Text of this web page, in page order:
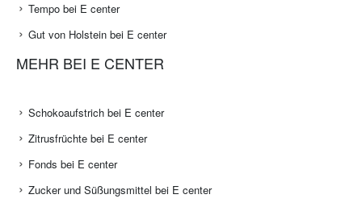
Tempo bei E center
Gut von Holstein bei E center
MEHR BEI E CENTER
Schokoaufstrich bei E center
Zitrusfrüchte bei E center
Fonds bei E center
Zucker und Süßungsmittel bei E center